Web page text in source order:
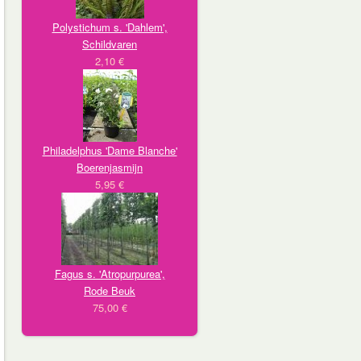
Polystichum s. 'Dahlem',
Schildvaren
2,10 €
Philadelphus 'Dame Blanche'
Boerenjasmijn
5,95 €
Fagus s. 'Atropurpurea',
Rode Beuk
75,00 €